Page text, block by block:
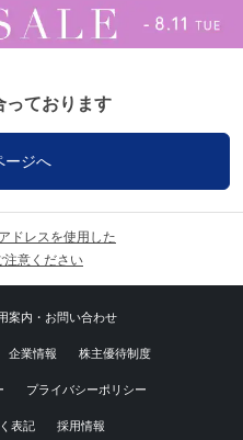
っております
ージへ
ドレスを使用した
注意ください
案内・お問い合わせ
企業情報 株主優待制度
プライバシーポリシー
表記 採用情報